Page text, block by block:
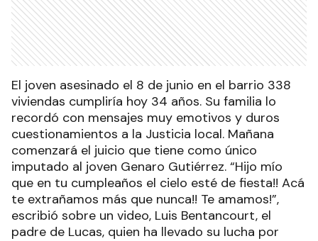
El joven asesinado el 8 de junio en el barrio 338
viviendas cumpliría hoy 34 años. Su familia lo
recordó con mensajes muy emotivos y duros
cuestionamientos a la Justicia local. Mañana
comenzará el juicio que tiene como único
imputado al joven Genaro Gutiérrez. “Hijo mío
que en tu cumpleaños el cielo esté de fiesta!! Acá
te extrañamos más que nunca!! Te amamos!”,
escribió sobre un video, Luis Bentancourt, el
padre de Lucas, quien ha llevado su lucha por